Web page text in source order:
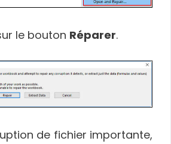
le bouton Réparer.
de fichier importante,